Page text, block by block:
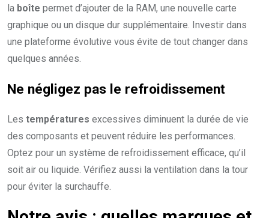
la boîte permet d’ajouter de la RAM, une nouvelle carte
graphique ou un disque dur supplémentaire. Investir dans
une plateforme évolutive vous évite de tout changer dans
quelques années.
Ne négligez pas le refroidissement
Les températures excessives diminuent la durée de vie
des composants et peuvent réduire les performances.
Optez pour un système de refroidissement efficace, qu’il
soit air ou liquide. Vérifiez aussi la ventilation dans la tour
pour éviter la surchauffe.